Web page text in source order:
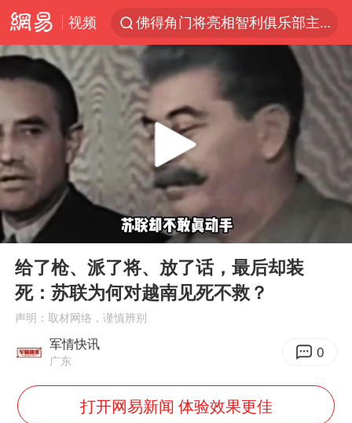
视频
佛得角门将亮相智利俱乐部主场
宇树科技发行价格150.80元/股
中方回应是否在太平洋海底开采稀土
CIA被曝已秘密设立古巴工作组
U17国足1分钟轰2球
宇树科技王兴兴身家有望超200亿元
吉林一“温度计大楼”读数爆表
村民谈“梅姨”：叫的其实是“媒姨”
郑国霖回应去景区上班被保安拦下
我国编制完成新版全月地质图
Play
00:00
给了枪、派了将、放了话，最后却装
死：苏联为何对越南见死不救？
声明：取材网络，谨慎辨别
军情快讯
广东 0
打开网易新闻 体验效果更佳